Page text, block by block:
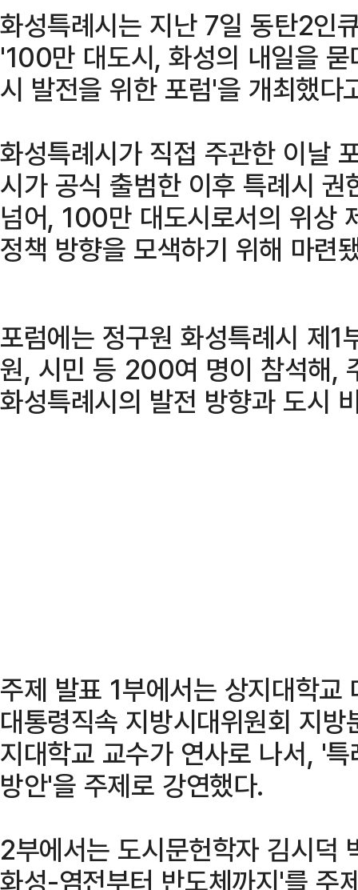
화성특례시는 지난 7일 동탄2인
'100만 대도시, 화성의 내일을
시 발전을 위한 포럼'을 개최했다
화성특례시가 직접 주관한 이날
시가 공식 출범한 이후 특례시
넘어, 100만 대도시로서의 위상
정책 방향을 모색하기 위해 마련
포럼에는 정구원 화성특례시 제
원, 시민 등 200여 명이 참석해,
화성특례시의 발전 방향과 도시
주제 발표 1부에서는 상지대학
대통령직속 지방시대위원회 지
지대학교 교수가 연사로 나서, '
방안'을 주제로 강연했다.
2부에서는 도시문헌학자 김시덕
화성-염전부터 반도체까지'를 주